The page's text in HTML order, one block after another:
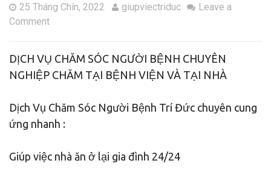
25 Tháng Chín, 2022 giupviectriduc
Leave a
Comment
DỊCH VỤ CHĂM SÓC NGƯỜI BỆNH CHUYÊN
NGHIỆP CHĂM TẠI BỆNH VIỆN VÀ TẠI NHÀ
Dịch Vụ Chăm Sóc Người Bệnh Trí Đức chuyên cung
ứng nhanh :
Giúp việc nhà ăn ở lại gia đình 24/24